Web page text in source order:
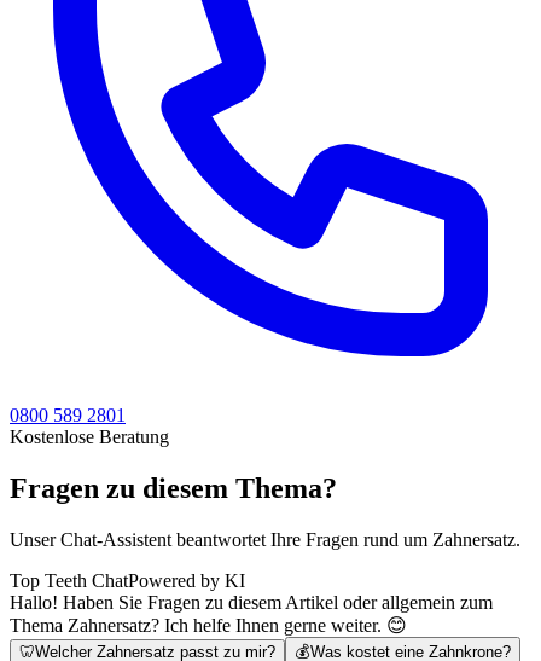
0800 589 2801
Kostenlose Beratung
Fragen zu diesem Thema?
Unser Chat-Assistent beantwortet Ihre Fragen rund um Zahnersatz.
Top Teeth ChatPowered by KI
Hallo! Haben Sie Fragen zu diesem Artikel oder allgemein zum
Thema Zahnersatz? Ich helfe Ihnen gerne weiter. 😊
🦷Welcher Zahnersatz passt zu mir? 💰Was kostet eine Zahnkrone?